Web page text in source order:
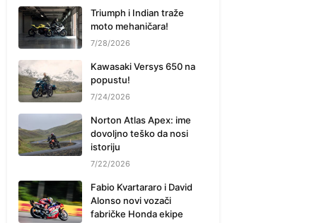
Triumph i Indian traže
moto mehaničara!
7/28/2026
Kawasaki Versys 650 na
popustu!
7/24/2026
Norton Atlas Apex: ime
dovoljno teško da nosi
istoriju
7/22/2026
Fabio Kvartararo i David
Alonso novi vozači
fabričke Honda ekipe